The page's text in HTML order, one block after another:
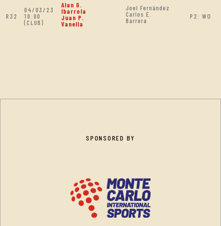
R32
04/03/23
10:00
(CLUB)
Alan G.
Ibarrola
Juan P.
Vanella
Joel Fernández
Carlos E.
Barrera
P2: WO
SPONSORED BY